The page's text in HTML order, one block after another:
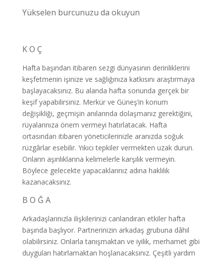
Yükselen burcunuzu da okuyun
K O Ç
Hafta başından itibaren sezgi dünyasının derinliklerini
keşfetmenin işinize ve sağlığınıza katkısını araştırmaya
başlayacaksınız. Bu alanda hafta sonunda gerçek bir
keşif yapabilirsiniz. Merkür ve Güneş’in konum
değişikliği, geçmişin anılarında dolaşmanız gerektiğini,
rüyalarınıza önem vermeyi hatırlatacak. Hafta
ortasından itibaren yöneticilerinizle aranızda soğuk
rüzgârlar esebilir. Yıkıcı tepkiler vermekten uzak durun.
Onların aşırılıklarına kelimelerle karşılık vermeyin.
Böylece gelecekte yapacaklarınız adına haklılık
kazanacaksınız.
B O Ğ A
Arkadaşlarınızla ilişkilerinizi canlandıran etkiler hafta
başında başlıyor. Partnerinizin arkadaş grubuna dâhil
olabilirsiniz. Onlarla tanışmaktan ve iyilik, merhamet gibi
duyguları hatırlamaktan hoşlanacaksınız. Çeşitli yardım